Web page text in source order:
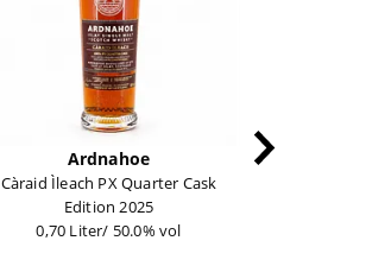
Ardnahoe
Càraid Ìleach PX Quarter Cask
Edition 2025
0,70 Liter/ 50.0% vol